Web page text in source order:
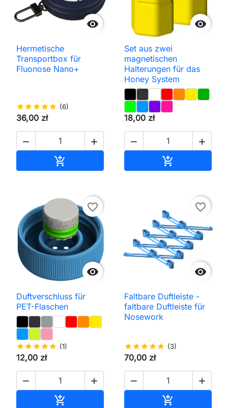

Hermetische
Transportbox für
Fluonose Nano+
starstarstarstarstar (6)
36,00 zł
 


Set aus zwei
magnetischen
Halterungen für das
Honey System
18,00 zł
 


favorite_border
Duftverschluss für
PET-Flaschen
starstarstarstarstar (1)
12,00 zł
 


favorite_border
Faltbare Duftleiste -
faltbare Duftleiste für
Nosework
starstarstarstarstar (3)
70,00 zł
 
